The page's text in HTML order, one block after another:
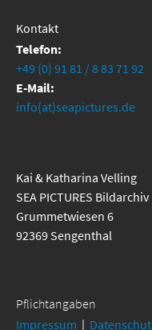
Kontakt
Telefon:
+49 (0) 91 81 / 8 83 71 92
E-Mail:
info(at)seapictures.de
Kai & Katharina Velling
SEA PICTURES
Grummetwiesen 6
92369 Sengenthal
Pflichtangaben
Impressum |